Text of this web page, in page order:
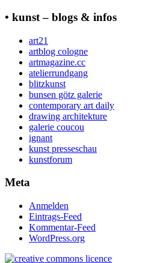
• kunst – blogs & infos
art21
artblog cologne
artmagazine.cc
atelierrundgang
blitzkunst
bunsen götz galerie
contemporary art daily
drawing architekture
galerie coucou
ignant
kunst presseschau
kunstforum
Meta
Anmelden
Eintrags-Feed
Kommentar-Feed
WordPress.org